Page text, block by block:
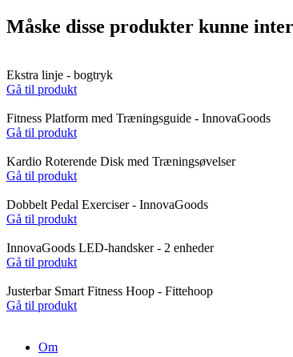
Måske disse produkter kunne
Ekstra linje - bogtryk
Gå til produkt
Fitness Platform med Træningsguide - InnovaGoods
Gå til produkt
Kardio Roterende Disk med Træningsøvelser
Gå til produkt
Dobbelt Pedal Exerciser - InnovaGoods
Gå til produkt
InnovaGoods LED-handsker - 2 enheder
Gå til produkt
Justerbar Smart Fitness Hoop - Fittehoop
Gå til produkt
Om